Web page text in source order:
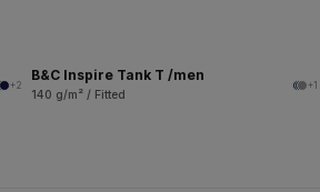
+2
B&C Inspire Tank T /men
140 g/m² / Fitted
+1